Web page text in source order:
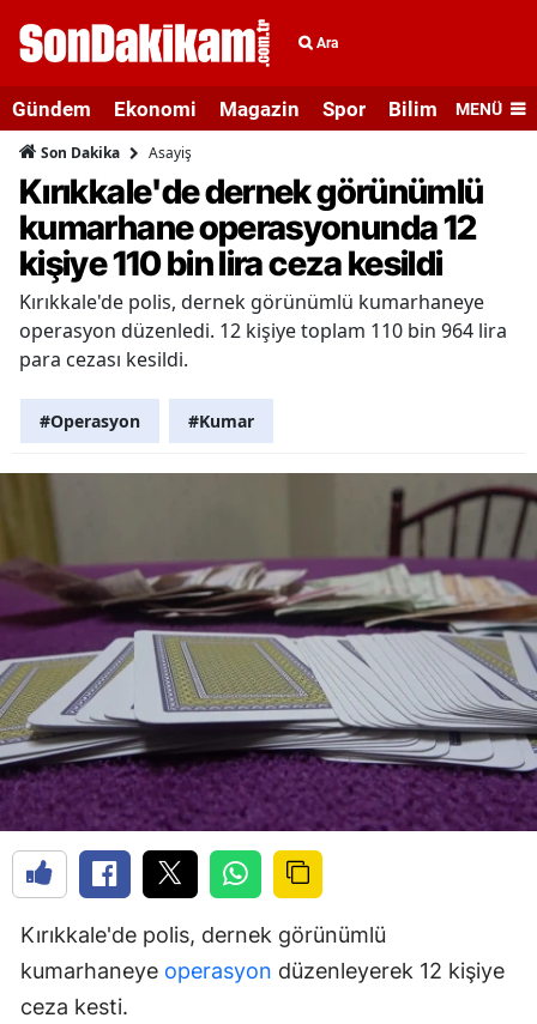
Ara
Gündem Ekonomi Magazin Spor Bilim veMENÜ
Son Dakika Asayiş
Kırıkkale'de dernek görünümlü
kumarhane operasyonunda 12
kişiye 110 bin lira ceza kesildi
Kırıkkale'de polis, dernek görünümlü kumarhaneye
operasyon düzenledi. 12 kişiye toplam 110 bin 964 lira
para cezası kesildi.
#Operasyon #Kumar
Kırıkkale'de polis, dernek görünümlü
kumarhaneye operasyon düzenleyerek 12 kişiye
ceza kesti.